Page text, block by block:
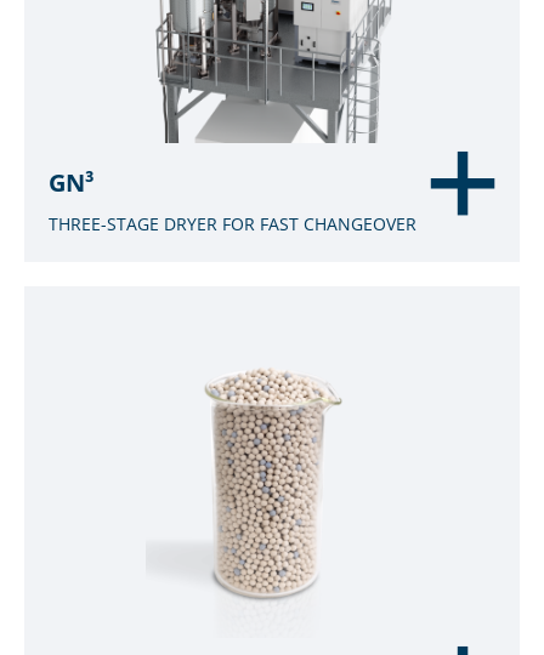
GN³
THREE-STAGE DRYER FOR FAST CHANGEOVER